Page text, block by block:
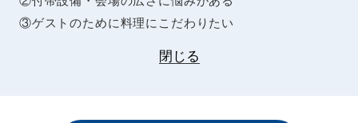
③ゲストのために料理にこだわりたい
閉じる